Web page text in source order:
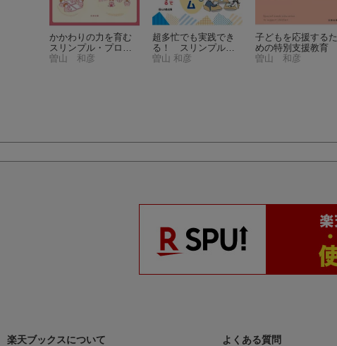
かかわりの力を育む
スリンプル・プログ
ラム
曽山 和彦
超多忙でも実践でき
る！ スリンプル
（スリム＆シンプ
曽山 和彦
子どもを応援するた
めの特別支援教育
曽山 和彦
楽天ブックスについて よくある質問